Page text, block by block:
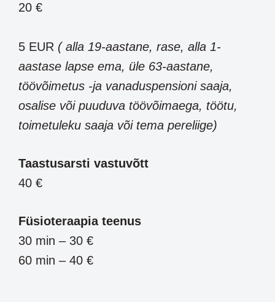
20 €
5 EUR ( alla 19-aastane, rase, alla 1-
aastase lapse ema, üle 63-aastane,
töövõimetus -ja vanaduspensioni saaja,
osalise või puuduva töövõimaega, töötu,
toimetuleku saaja või tema pereliige)
Taastusarsti vastuvõtt
40 €
Füsioteraapia teenus
30 min – 30 €
60 min – 40 €